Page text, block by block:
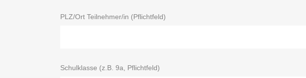
PLZ/Ort Teilnehmer/in (Pflichtfeld)
Schulklasse (z.B. 9a, Pflichtfeld)